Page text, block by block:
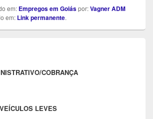
em: Empregos em Goiáspor:Vagner ADM
em: Link permanente.
COBRANÇA
LEVES